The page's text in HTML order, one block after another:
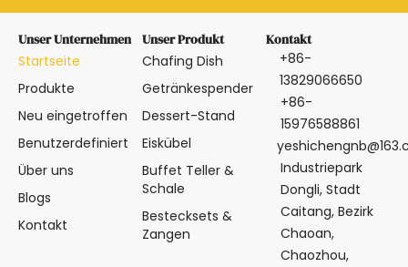
Unser Unternehmen
Startseite
Produkte
Neu eingetroffen
Benutzerdefiniert
Über uns
Blogs
Kontakt
Unser Produkt
Chafing Dish
Getränkespender
Dessert-Stand
Eiskübel
Buffet Teller &
Schale
Bestecksets &
Zangen
Kontakt
+86-
13829066650
+86-
15976588861
Industriepark
Dongli, Stadt
Caitang, Bezirk
Chaoan,
Chaozhou,